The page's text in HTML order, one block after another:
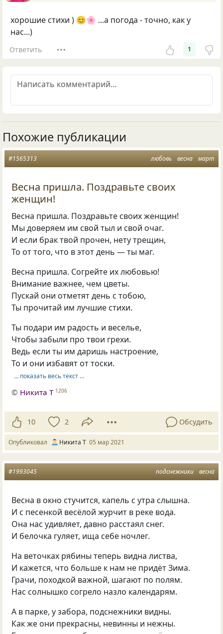
хорошие стихи ) 😊🌸 ...а погода - точно, как у
нас...)
Ответить 1
Похожие публикации
любовь весна март
#1565313
Весна пришла. Поздравьте своих
женщин!
Весна пришла. Поздравьте своих женщин!
Мы доверяем им свой тыл и свой очаг.
И если брак твой прочен, нету трещин,
То от того, что в этот день — ты маг.
Весна пришла. Согрейте их любовью!
Внимание важнее, чем цветы.
Пускай они отметят день с тобою,
Ты прочитай им лучшие стихи.
Ты подари им радость и веселье,
Чтобы забыли про твои грехи.
Ведь если ты им даришь настроение,
То и они избавят от тоски.
… показать весь текст …
© Никита Т 1206
10 2 Обсудить
Опубликовал Никита Т 05 мар 2021
подснежники весна
#1993045
Весна в окно стучится, капель с утра слышна.
И с песенкой весёлой журчит в реке вода.
Она нас удивляет, давно расстаял снег.
И белочка гуляет, ища себе ночлег.
На веточках рябины теперь видна листва,
И кажется, что больше к нам не придёт Зима.
Грачи, походкой важной, шагают по полям.
Нас солнышко согрело назло календарям.
А в парке, у забора, подснежники видны.
Как же они прекрасны, невинны и нежны.